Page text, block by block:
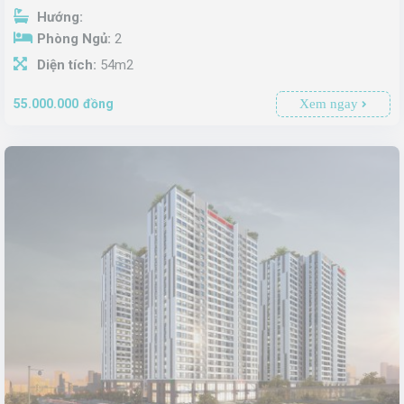
Hướng:
Phòng Ngủ: 2
Diện tích: 54m2
55.000.000 đồng Xem ngay